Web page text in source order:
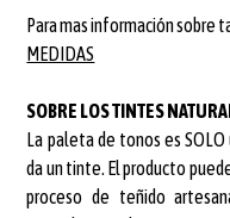
Para mas información sobre
MEDIDAS
SOBRE LOS TINTES
La paleta de tonos es
da un tinte. El producto
proceso de teñido